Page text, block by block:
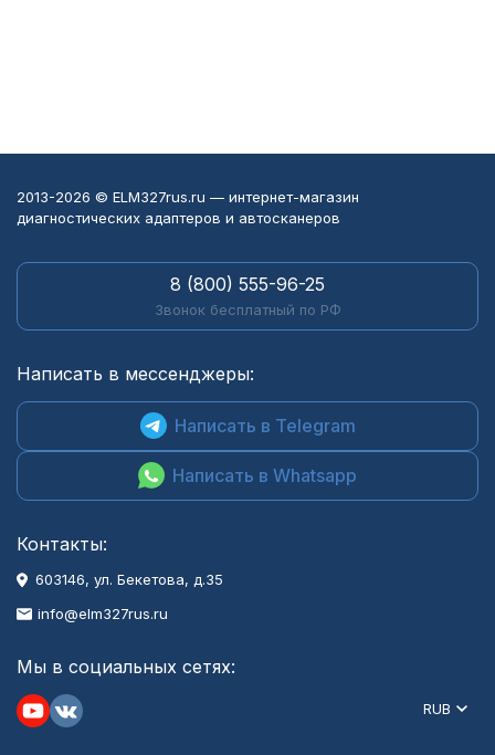
2013-2026 © ELM327rus.ru — интернет-магазин
диагностических адаптеров и автосканеров
8 (800) 555-96-25
Звонок бесплатный по РФ
Написать в мессенджеры:
Написать в Telegram
Написать в Whatsapp
Контакты:
603146, ул. Бекетова, д.35
info@elm327rus.ru
Мы в социальных сетях:
RUB